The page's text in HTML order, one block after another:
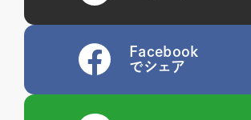
Facebook
でシェア